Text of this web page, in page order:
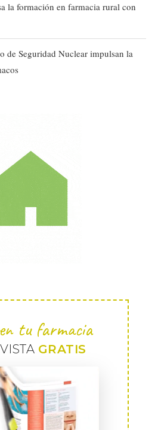
la formación en farmacia rural con
de Seguridad Nuclear impulsan la
tu farmacia
GRATIS